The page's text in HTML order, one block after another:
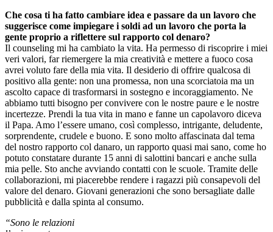
Che cosa ti ha fatto cambiare idea e passare da un lavoro che
suggerisce come impiegare i soldi ad un lavoro che porta la
gente proprio a riflettere sul rapporto col denaro?
Il counseling mi ha cambiato la vita. Ha permesso di riscoprire i miei
veri valori, far riemergere la mia creatività e mettere a fuoco cosa
avrei voluto fare della mia vita. Il desiderio di offrire qualcosa di
positivo alla gente: non una promessa, non una scorciatoia ma un
ascolto capace di trasformarsi in sostegno e incoraggiamento. Ne
abbiamo tutti bisogno per convivere con le nostre paure e le nostre
incertezze. Prendi la tua vita in mano e fanne un capolavoro diceva
il Papa. Amo l’essere umano, così complesso, intrigante, deludente,
sorprendente, crudele e buono. E sono molto affascinata dal tema
del nostro rapporto col danaro, un rapporto quasi mai sano, come ho
potuto constatare durante 15 anni di salottini bancari e anche sulla
mia pelle. Sto anche avviando contatti con le scuole. Tramite delle
collaborazioni, mi piacerebbe rendere i ragazzi più consapevoli del
valore del denaro. Giovani generazioni che sono bersagliate dalle
pubblicità e dalla spinta al consumo.
“Sono le relazioni